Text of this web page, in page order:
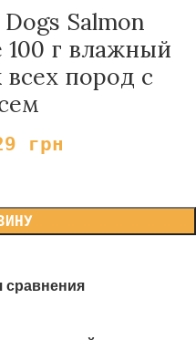
Salmon
100 г влажный
пород с
грн
сравнения